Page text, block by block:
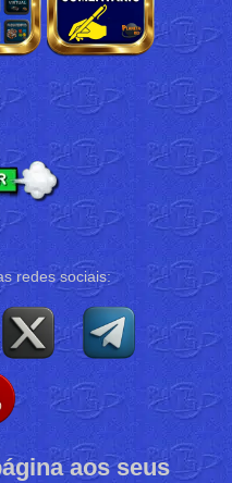
redes sociais:
aos seus